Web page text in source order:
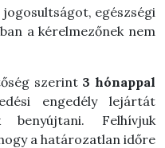
egészségi
a kérelmezőnek nem
szerint 3 hónappal
engedély lejártát
benyújtani. Felhívjuk
a határozatlan időre